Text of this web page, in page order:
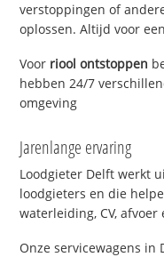
verstoppingen of
oplossen. Altijd voor
Voor riool ontstoppen
hebben 24/7
omgeving
Jarenlange ervaring
Loodgieter Delft werkt
loodgieters en die
waterleiding, CV,
Onze servicewagens